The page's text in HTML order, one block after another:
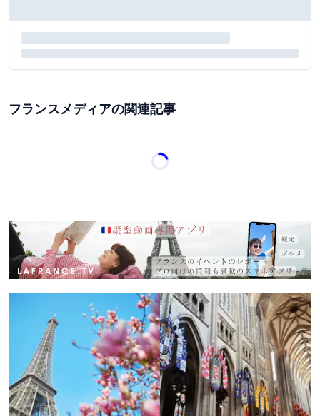
フランスメディアの関連記事